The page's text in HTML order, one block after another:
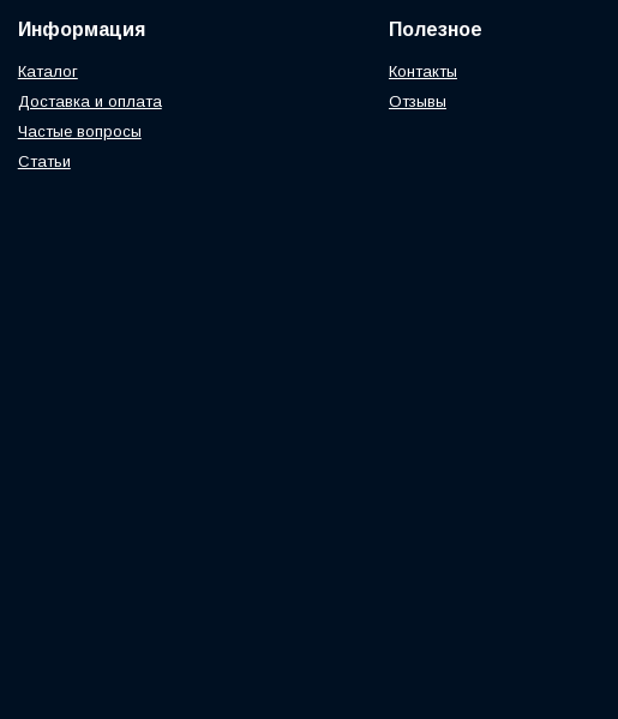
Информация
Каталог
Доставка и оплата
Частые вопросы
Статьи
Полезное
Контакты
Отзывы